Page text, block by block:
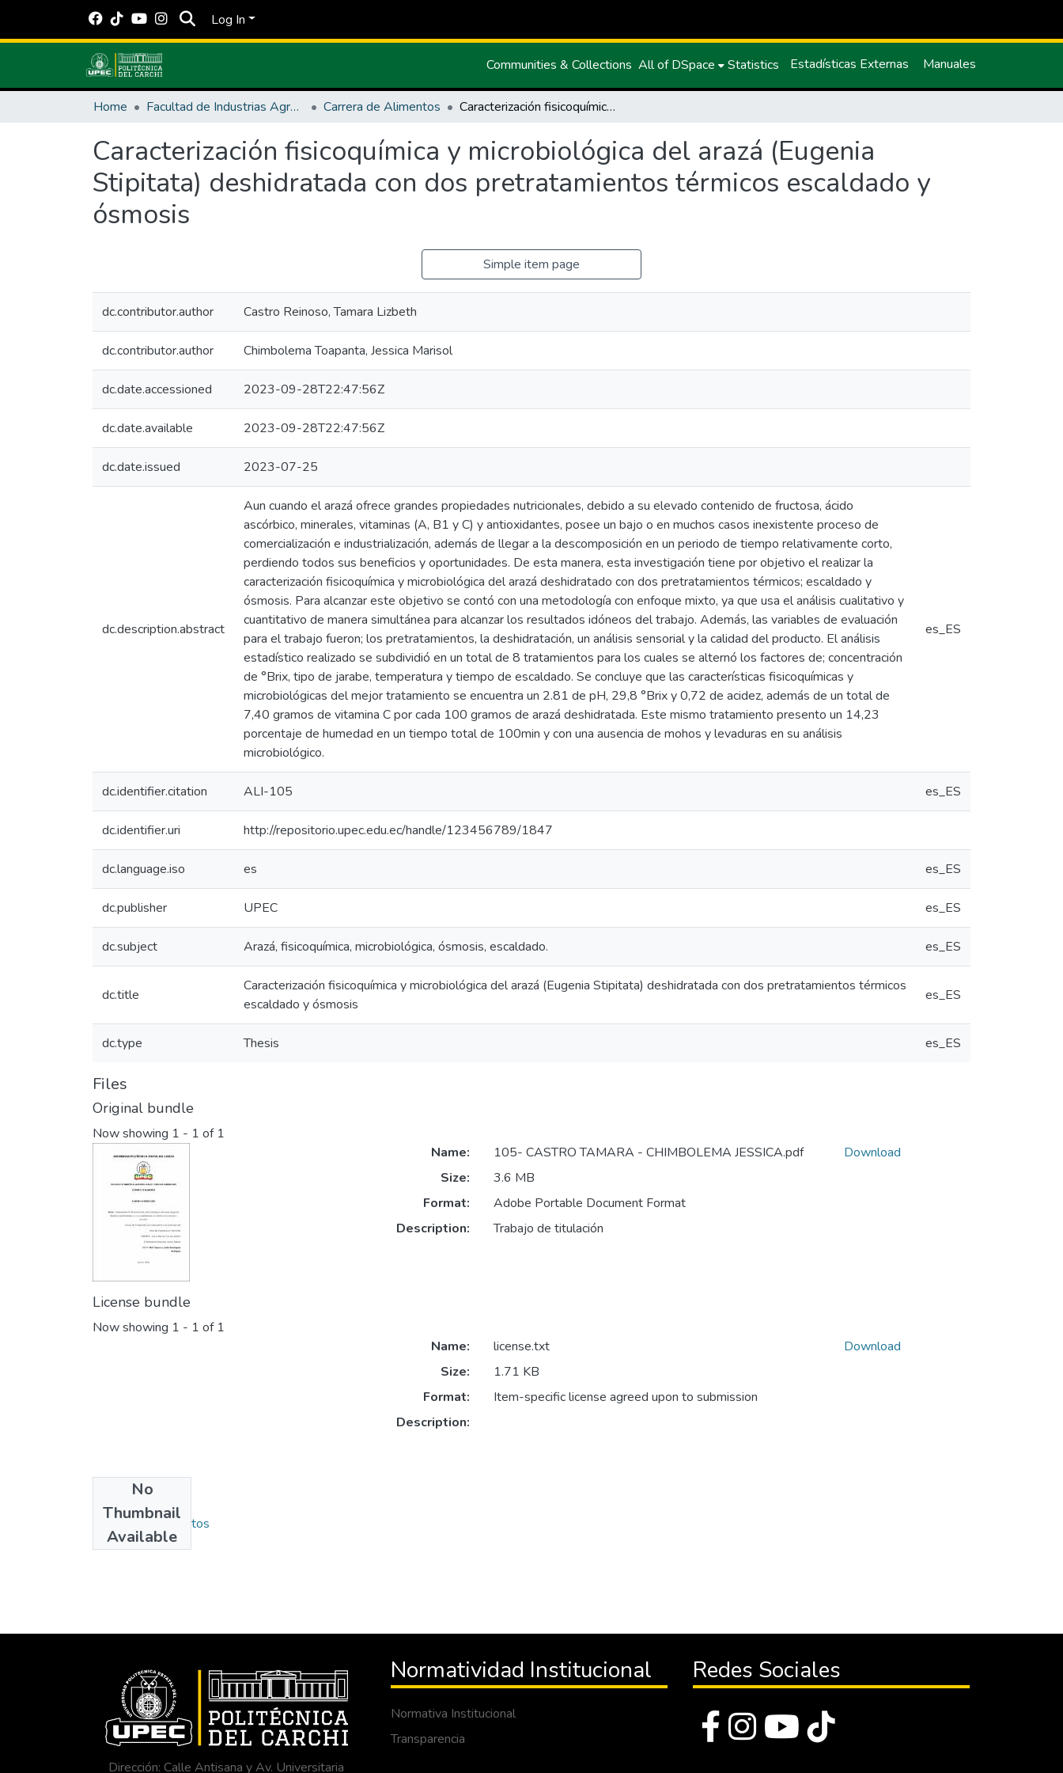
Log In
Communities & Collections All of DSpace Statistics Estadísticas Externas Manuales
Home Facultad de Industrias Agropecuarias y Ciencias Ambientales Carrera de Alimentos Caracterización fisicoquímica y microbiológica del arazá (Eugenia Stipitata) deshidratada con dos pretratamientos térmicos escaldado y ósmosis
Caracterización fisicoquímica y microbiológica del arazá (Eugenia
Stipitata) deshidratada con dos pretratamientos térmicos escaldado y
ósmosis
Simple item page
dc.contributor.author Castro Reinoso, Tamara Lizbeth
dc.contributor.author Chimbolema Toapanta, Jessica Marisol
dc.date.accessioned 2023-09-28T22:47:56Z
dc.date.available 2023-09-28T22:47:56Z
dc.date.issued 2023-07-25
dc.description.abstract
Aun cuando el arazá ofrece grandes propiedades nutricionales, debido a su elevado contenido de fructosa, ácido
ascórbico, minerales, vitaminas (A, B1 y C) y antioxidantes, posee un bajo o en muchos casos inexistente proceso de
comercialización e industrialización, además de llegar a la descomposición en un periodo de tiempo relativamente corto,
perdiendo todos sus beneficios y oportunidades. De esta manera, esta investigación tiene por objetivo el realizar la
caracterización fisicoquímica y microbiológica del arazá deshidratado con dos pretratamientos térmicos; escaldado y
ósmosis. Para alcanzar este objetivo se contó con una metodología con enfoque mixto, ya que usa el análisis cualitativo y
cuantitativo de manera simultánea para alcanzar los resultados idóneos del trabajo. Además, las variables de evaluación
para el trabajo fueron; los pretratamientos, la deshidratación, un análisis sensorial y la calidad del producto. El análisis
estadístico realizado se subdividió en un total de 8 tratamientos para los cuales se alternó los factores de; concentración
de °Brix, tipo de jarabe, temperatura y tiempo de escaldado. Se concluye que las características fisicoquímicas y
microbiológicas del mejor tratamiento se encuentra un 2.81 de pH, 29,8 °Brix y 0,72 de acidez, además de un total de
7,40 gramos de vitamina C por cada 100 gramos de arazá deshidratada. Este mismo tratamiento presento un 14,23
porcentaje de humedad en un tiempo total de 100min y con una ausencia de mohos y levaduras en su análisis
microbiológico.
es_ES
dc.identifier.citation ALI-105 es_ES
dc.identifier.uri http://repositorio.upec.edu.ec/handle/123456789/1847
dc.language.iso es es_ES
dc.publisher UPEC es_ES
dc.subject Arazá, fisicoquímica, microbiológica, ósmosis, escaldado. es_ES
dc.title
Caracterización fisicoquímica y microbiológica del arazá (Eugenia Stipitata) deshidratada con dos pretratamientos térmicos
escaldado y ósmosis
es_ES
dc.type Thesis es_ES
Files
Original bundle
Now showing 1 - 1 of 1
Name:
105- CASTRO TAMARA - CHIMBOLEMA JESSICA.pdf
Size:
3.6 MB
Format:
Adobe Portable Document Format
Description:
Trabajo de titulación
Download
License bundle
Now showing 1 - 1 of 1
No
Thumbnail
Available
Name:
license.txt
Size:
1.71 KB
Format:
Item-specific license agreed upon to submission
Description:
Download
Collections
Carrera de Alimentos
Dirección: Calle Antisana y Av. Universitaria
Normatividad Institucional
Normativa Institucional
Transparencia
Redes Sociales